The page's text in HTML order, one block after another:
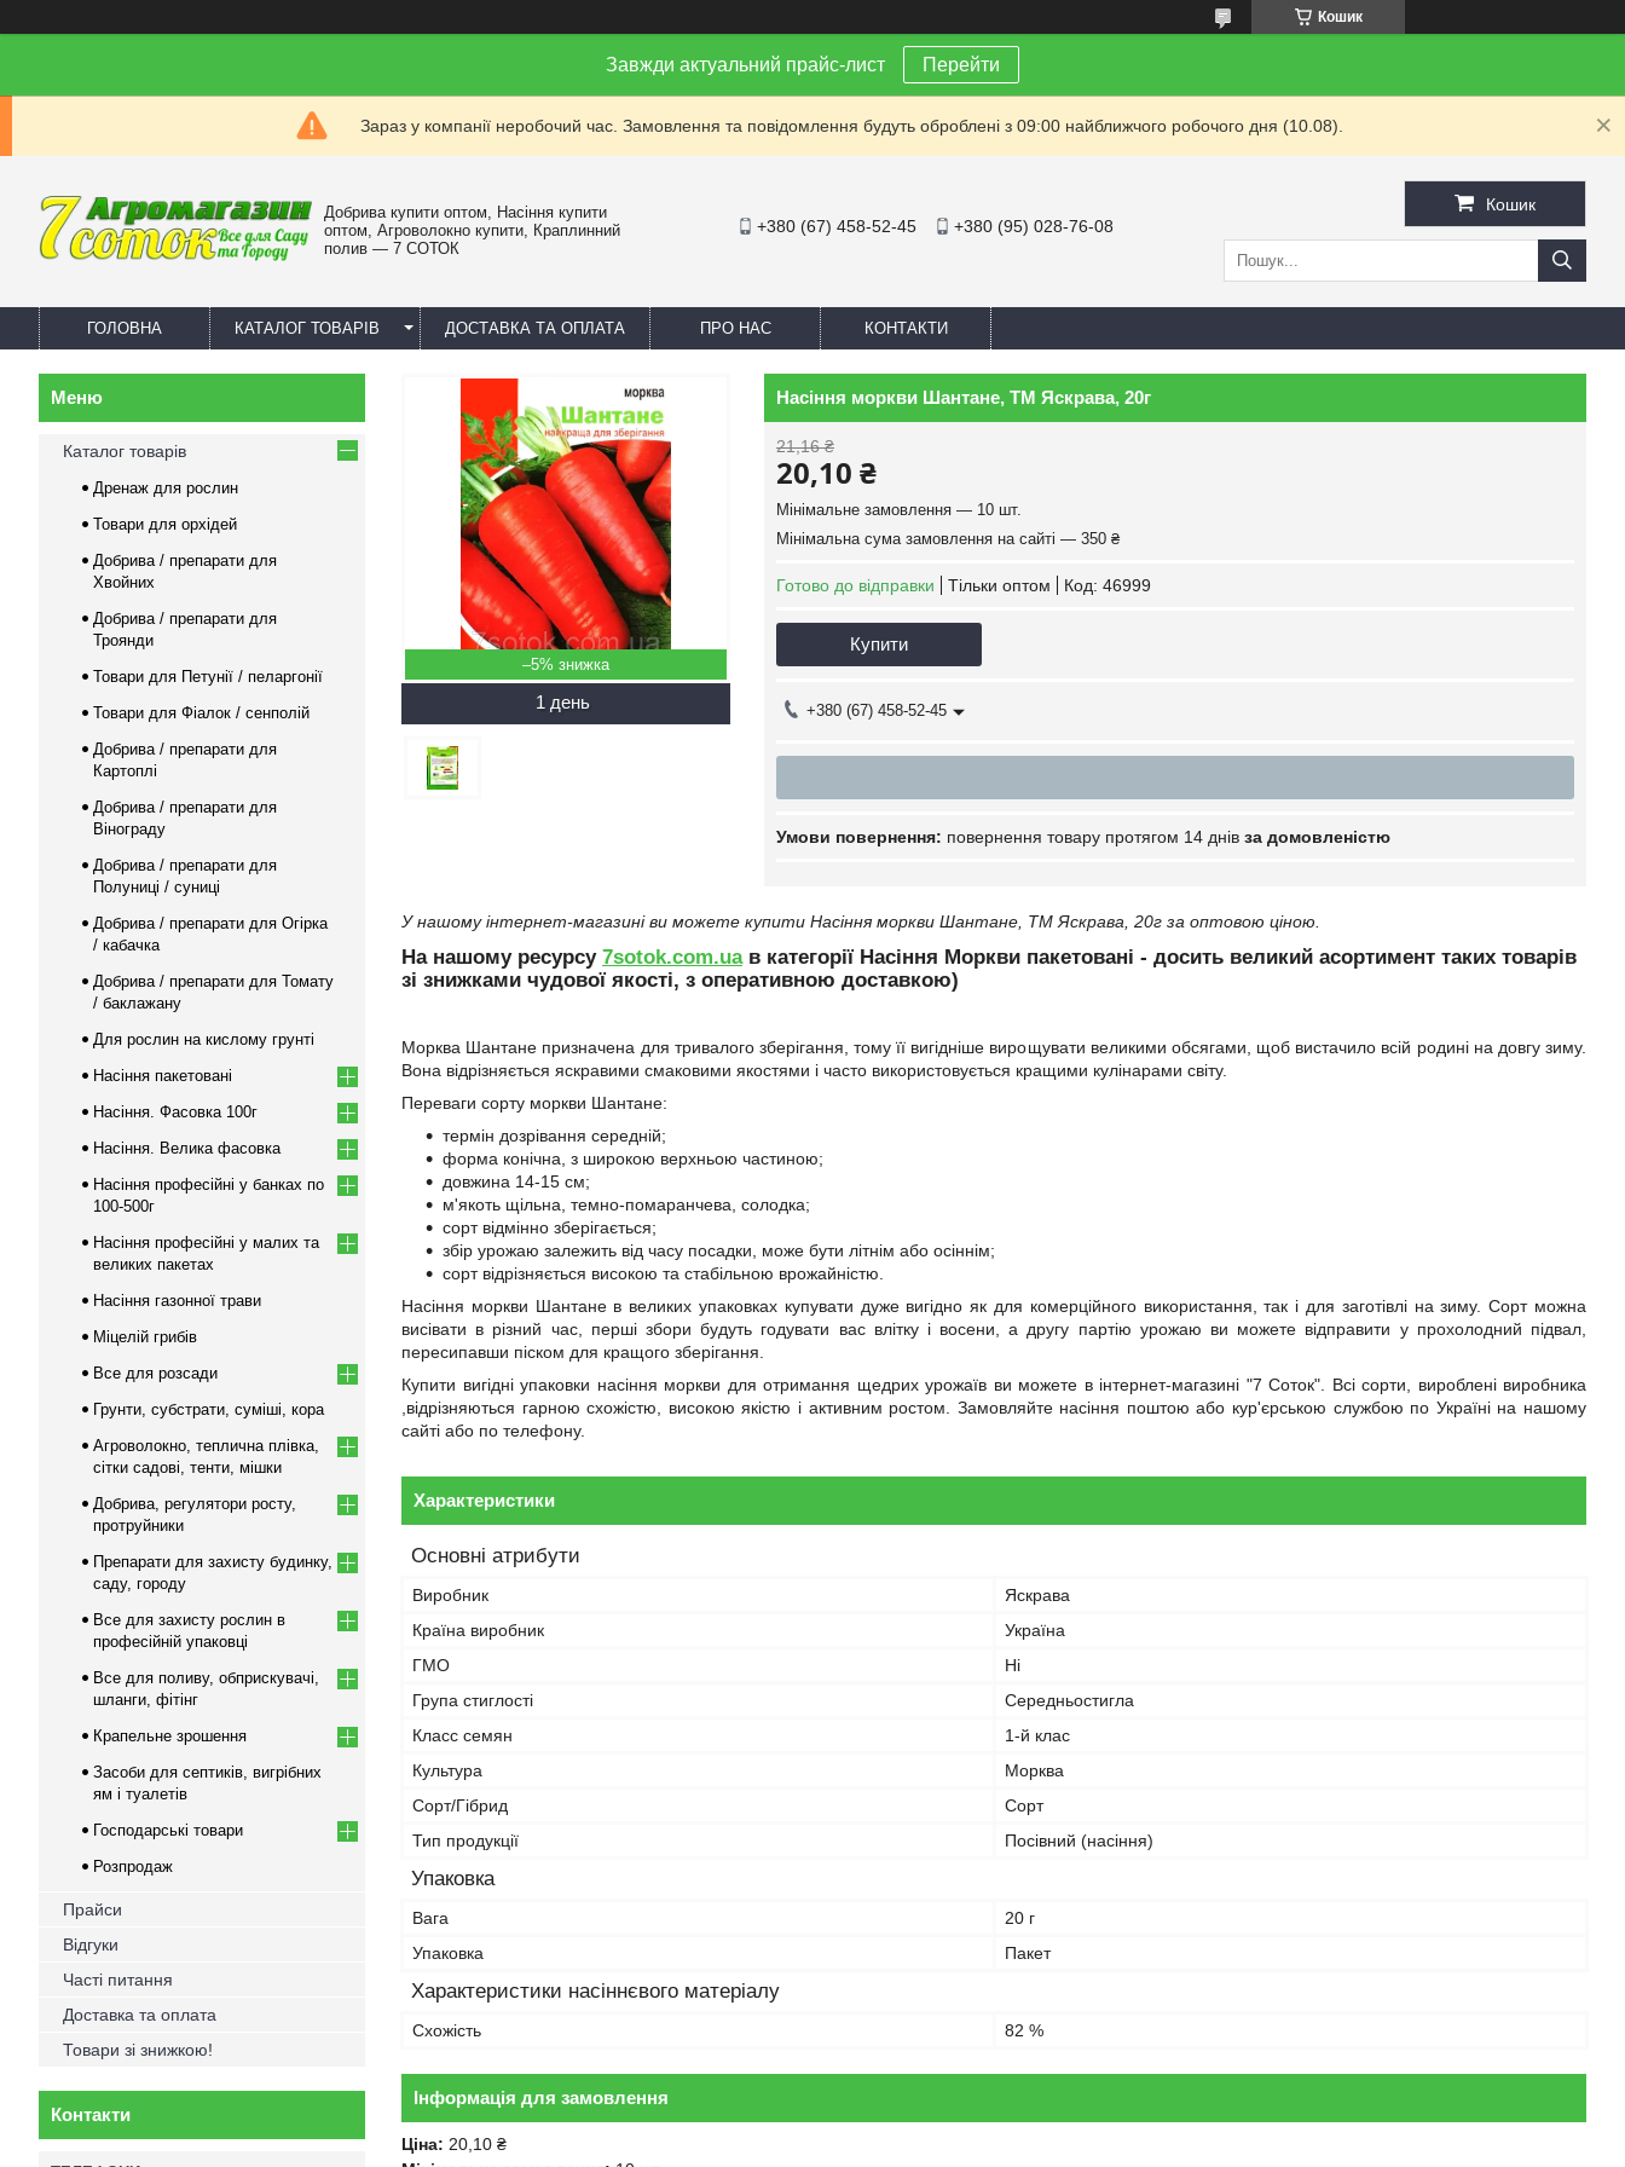
Кошик
Завжди актуальний прайс-лист Перейти
Зараз у компанії неробочий час. Замовлення та повідомлення будуть оброблені з 09:00 найближчого робочого дня (10.08).
Добрива купити оптом, Насіння купити
оптом, Агроволокно купити, Краплинний
полив — 7 СОТОК
+380 (67) 458-52-45 +380 (95) 028-76-08
Кошик
ГОЛОВНА КАТАЛОГ ТОВАРІВ ДОСТАВКА ТА ОПЛАТА ПРО НАС КОНТАКТИ
–5%
1 день
Насіння моркви Шантане, ТМ Яскрава, 20г
21,16 ₴
20,10 ₴
Мінімальне замовлення — 10 шт.
Мінімальна сума замовлення на сайті — 350 ₴
Готово до відправки Тільки оптом Код: 46999
Купити
+380 (67) 458-52-45
повернення товару протягом 14 днів за домовленістю
У нашому інтернет-магазині ви можете купити Насіння моркви Шантане, ТМ Яскрава, 20г за оптовою ціною.
На нашому ресурсу 7sotok.com.uaв категорії Насіння Моркви пакетовані - досить великий асортимент таких товарів
зі знижками чудової якості, з оперативною доставкою)
Морква Шантане призначена для тривалого зберігання, тому її вигідніше вирощувати великими обсягами, щоб вистачило всій родині на довгу зиму.
Вона відрізняється яскравими смаковими якостями і часто використовується кращими кулінарами світу.
Переваги сорту моркви Шантане:
термін дозрівання середній;
форма конічна, з широкою верхньою частиною;
довжина 14-15 см;
м'якоть щільна, темно-помаранчева, солодка;
сорт відмінно зберігається;
збір урожаю залежить від часу посадки, може бути літнім або осіннім;
сорт відрізняється високою та стабільною врожайністю.
Насіння моркви Шантане в великих упаковках купувати дуже вигідно як для комерційного використання, так і для заготівлі на зиму. Сорт можна
висівати в різний час, перші збори будуть годувати вас влітку і восени, а другу партію урожаю ви можете відправити у прохолодний підвал,
пересипавши піском для кращого зберігання.
Купити вигідні упаковки насіння моркви для отримання щедрих урожаїв ви можете в інтернет-магазині "7 Соток". Всі сорти, вироблені виробника
,відрізняються гарною схожістю, високою якістю і активним ростом. Замовляйте насіння поштою або кур'єрською службою по Україні на нашому
сайті або по телефону.
Характеристики
Основні атрибути
Виробник
Яскрава
Країна виробник
Україна
ГМО
Ні
Група стиглості
Середньостигла
Класс семян
1-й клас
Культура
Морква
Сорт/Гібрид
Сорт
Тип продукції
Посівний (насіння)
Упаковка
Вага
20 г
Упаковка
Пакет
Характеристики насіннєвого матеріалу
Схожість 82 %
Інформація для замовлення
Ціна: 20,10 ₴
Каталог товарів
Дренаж для рослин
Товари для орхідей
Добрива / препарати для
Хвойних
Добрива / препарати для
Троянди
Товари для Петунії / пеларгонії
Товари для Фіалок / сенполій
Добрива / препарати для
Картоплі
Добрива / препарати для
Вінограду
Добрива / препарати для
Полуниці / суниці
Добрива / препарати для Огірка
/ кабачка
Добрива / препарати для Томату
/ баклажану
Для рослин на кислому грунті
Насіння пакетовані
Насіння. Фасовка 100г
Насіння. Велика фасовка
Насіння професійні у банках по
100-500г
Насіння професійні у малих та
великих пакетах
Насіння газонної трави
Міцелій грибів
Все для розсади
Грунти, субстрати, суміші, кора
Агроволокно, теплична плівка,
сітки садові, тенти, мішки
Добрива, регулятори росту,
протруйники
Препарати для захисту будинку,
саду, городу
Все для захисту рослин в
професійній упаковці
Все для поливу, обприскувачі,
шланги, фітінг
Крапельне зрошення
Засоби для септиків, вигрібних
ям і туалетів
Господарські товари
Розпродаж
Прайси
Відгуки
Часті питання
Доставка та оплата
Товари зі знижкою!
Контакти